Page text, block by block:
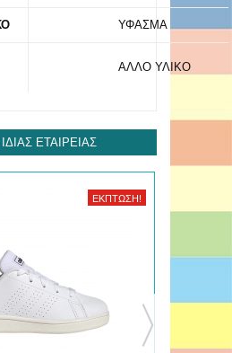
ΥΦΑΣΜΑ
ΑΛΛΟ ΥΛΙΚΟ
ΕΤΑΙΡΕΊΑΣ
ΈΚΠΤΩΣΗ!